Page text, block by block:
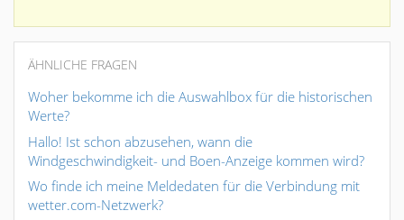
ÄHNLICHE FRAGEN
Woher bekomme ich die Auswahlbox für die historischen
Werte?
Hallo! Ist schon abzusehen, wann die
Windgeschwindigkeit- und Boen-Anzeige kommen wird?
Wo finde ich meine Meldedaten für die Verbindung mit
wetter.com-Netzwerk?